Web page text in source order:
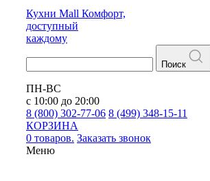
Кухни Mall Комфорт,
доступный
каждому
Поиск
ПН-ВС
с 10:00 до 20:00
8 (800) 302-77-06 8 (499) 348-15-11
КОРЗИНА
0 товаров. Заказать звонок
Меню